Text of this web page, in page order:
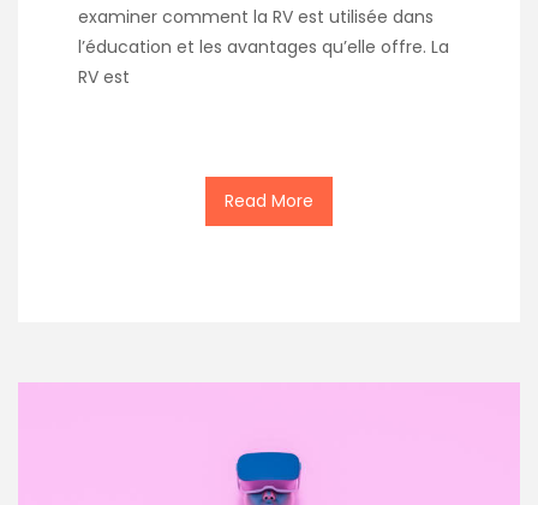
examiner comment la RV est utilisée dans
l’éducation et les avantages qu’elle offre. La
RV est
Read More